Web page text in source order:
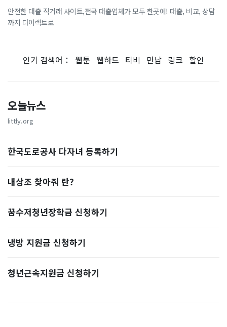
안전한 대출 직거래 사이트,전국 대출업체가 모두 한곳에! 대출, 비교, 상담
까지 다이렉트로
인기 검색어： 웹툰 웹하드 티비 만남 링크 할인
오늘뉴스
littly.org
한국도로공사 다자녀 등록하기
내상조 찾아줘 란?
꿈수저청년장학금 신청하기
냉방 지원금 신청하기
청년근속지원금 신청하기